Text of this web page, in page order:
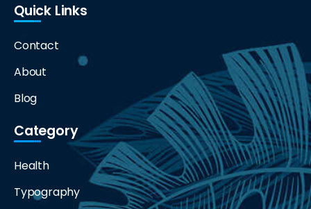
Quick Links
Contact
About
Blog
Category
Health
Typography